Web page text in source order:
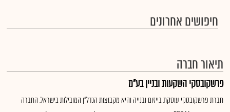
חיפושים אחרונים
תיאור חברה
פרשקובסקי השקעות ובניין בע"מ
חברת פרשקובסקי עוסקת בייזום ובנייה והיא מקבוצות הנדל"ן המובילות בישראל. החברה